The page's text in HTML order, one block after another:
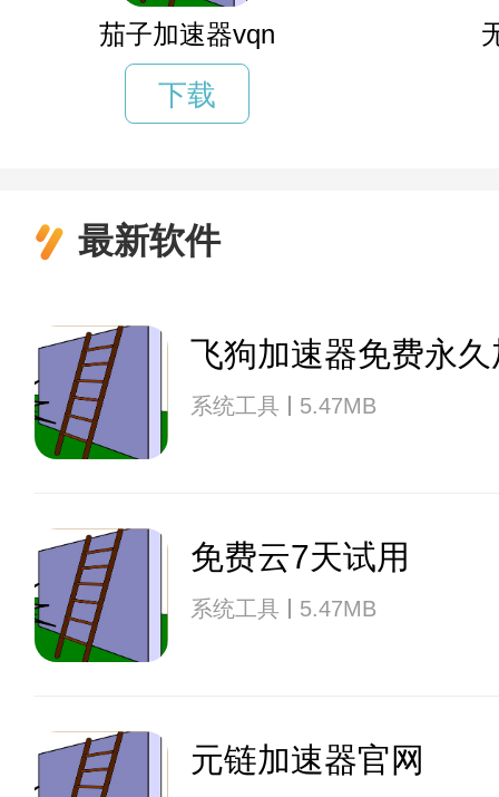
茄子加速器vqn
下载
最新软件
飞狗加速器免费永
系统工具 5.47MB
免费云7天试用
系统工具 5.47MB
元链加速器官网